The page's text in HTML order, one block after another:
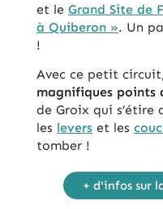
et le Grand Site de
à Quiberon ». Un
!
Avec ce petit
magnifiques points
de Groix qui s’étire
les levers et les
tomber !
+ d'infos sur